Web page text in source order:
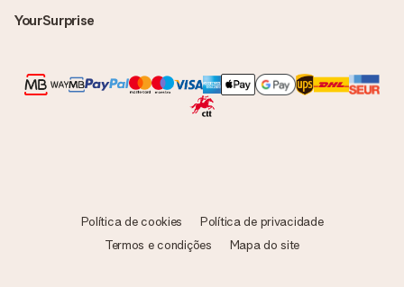
YourSurprise
Política de cookies
Política de privacidade
Termos e condições
Mapa do site